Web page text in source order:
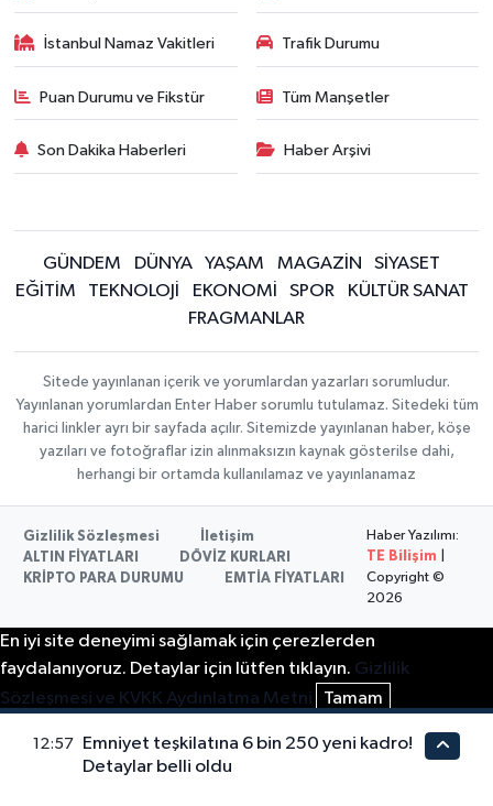
İstanbul Namaz Vakitleri Trafik Durumu
Puan Durumu ve Fikstür Tüm Manşetler
Son Dakika Haberleri Haber Arşivi
GÜNDEM DÜNYA YAŞAM MAGAZİN
SİYASET
EĞİTİM
TEKNOLOJİ EKONOMİ SPOR
KÜLTÜR SANAT
FRAGMANLAR
Sitede yayınlanan içerik ve yorumlardan yazarları sorumludur.
Yayınlanan yorumlardan Enter Haber sorumlu tutulamaz. Sitedeki tüm
harici linkler ayrı bir sayfada açılır. Sitemizde yayınlanan haber, köşe
yazıları ve fotoğraflar izin alınmaksızın kaynak gösterilse dahi,
herhangi bir ortamda kullanılamaz ve yayınlanamaz
Gizlilik Sözleşmesi
İletişim
ALTIN FİYATLARI
DÖVİZ KURLARI
KRİPTO PARA DURUMU
EMTİA FİYATLARI
Haber Yazılımı:
TE Bilişim
Copyright ©
2026
En iyi site deneyimi sağlamak için çerezlerden
faydalanıyoruz. Detaylar için lütfen tıklayın. Gizlilik
Sözleşmesi ve KVKK Aydınlatma Metni
Tamam
12:57
Emniyet teşkilatına 6 bin 250 yeni kadro!
Detaylar belli oldu